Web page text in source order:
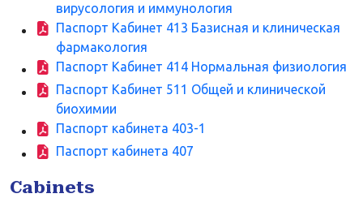
вирусология и иммунология
Паспорт Кабинет 413 Базисная и клиническая
фармакология
Паспорт Кабинет 414 Нормальная физиология
Паспорт Кабинет 511 Общей и клинической
биохимии
Паспорт кабинета 403-1
Паспорт кабинета 407
Cabinets